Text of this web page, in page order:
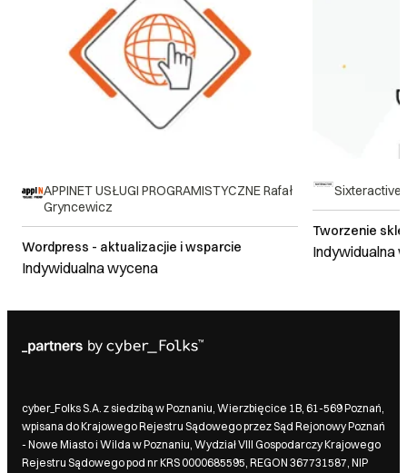
APPINET USŁUGI PROGRAMISTYCZNE Rafał
Gryncewicz
Wordpress - aktualizacjie i wsparcie
Indywidualna wycena
Sixteractive
Tworzenie
Indywidualna
cyber_Folks S.A. z siedzibą w Poznaniu, Wierzbięcice 1B, 61-569 Poznań,
wpisana do Krajowego Rejestru Sądowego przez Sąd Rejonowy Poznań
- Nowe Miasto i Wilda w Poznaniu, Wydział VIII Gospodarczy Krajowego
Rejestru Sądowego pod nr KRS 0000685595, REGON 367731587, NIP